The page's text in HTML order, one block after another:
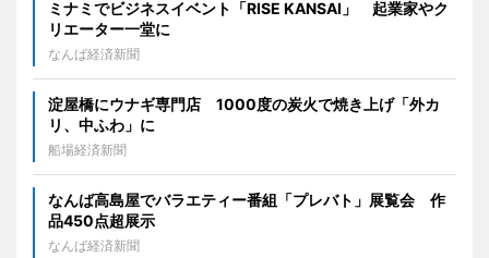
ミナミでビジネスイベント「RISE KANSAI」 起業家やク
リエーター一堂に
なんば経済新聞
淀屋橋にウナギ専門店 1000度の炭火で焼き上げ「外カ
リ、中ふわ」に
船場経済新聞
なんば高島屋でバラエティー番組「プレバト」展覧会 作
品450点超展示
なんば経済新聞